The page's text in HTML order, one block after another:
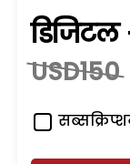
डिजिटल
USD150